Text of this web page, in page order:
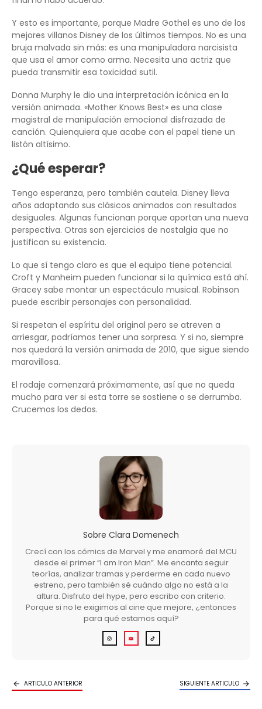
Y esto es importante, porque Madre Gothel es uno de los
mejores villanos Disney de los últimos tiempos. No es una
bruja malvada sin más: es una manipuladora narcisista
que usa el amor como arma. Necesita una actriz que
pueda transmitir esa toxicidad sutil.
Donna Murphy le dio una interpretación icónica en la
versión animada. «Mother Knows Best» es una clase
magistral de manipulación emocional disfrazada de
canción. Quienquiera que acabe con el papel tiene un
listón altísimo.
¿Qué esperar?
Tengo esperanza, pero también cautela. Disney lleva
años adaptando sus clásicos animados con resultados
desiguales. Algunas funcionan porque aportan una nueva
perspectiva. Otras son ejercicios de nostalgia que no
justifican su existencia.
Lo que sí tengo claro es que el equipo tiene potencial.
Croft y Manheim pueden funcionar si la química está ahí.
Gracey sabe montar un espectáculo musical. Robinson
puede escribir personajes con personalidad.
Si respetan el espíritu del original pero se atreven a
arriesgar, podríamos tener una sorpresa. Y si no, siempre
nos quedará la versión animada de 2010, que sigue siendo
maravillosa.
El rodaje comenzará próximamente, así que no queda
mucho para ver si esta torre se sostiene o se derrumba.
Crucemos los dedos.
Sobre Clara Domenech
Crecí con los cómics de Marvel y me enamoré del MCU
desde el primer “I am Iron Man”. Me encanta seguir
teorías, analizar tramas y perderme en cada nuevo
estreno, pero también sé cuándo algo no está a la
altura. Disfruto del hype, pero escribo con criterio.
Porque si no le exigimos al cine que mejore, ¿entonces
para qué estamos aquí?
ARTICULO ANTERIOR SIGUIENTE ARTICULO